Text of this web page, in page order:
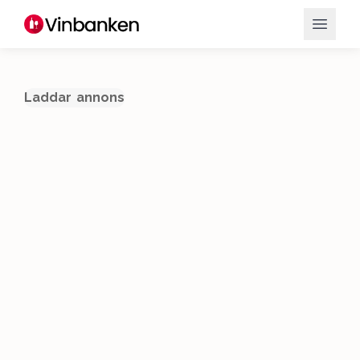
Laddar annons